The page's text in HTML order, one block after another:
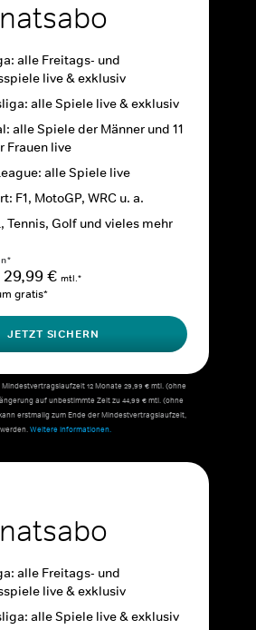
alle Freitags- und
live & exklusiv
alle Spiele live & exklusiv
alle Spiele der Männer und 11
Frauen live
alle Spiele live
F1, MotoGP, WRC u. a.
Tennis, Golf und vieles mehr
29,99 € mtl.*
gratis*
JETZT SICHERN
12 Monate 29,99 € mtl. (ohne
auf unbestimmte Zeit zu 44,99 € mtl. (ohne
erstmalig zum Ende der Mindestvertragslaufzeit,
Weitere Informationen.
alle Freitags- und
live & exklusiv
alle Spiele live & exklusiv